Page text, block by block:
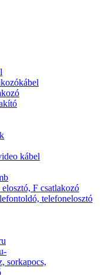
kábel
F csatlakozó
telefonelosztó
sorkapocs,